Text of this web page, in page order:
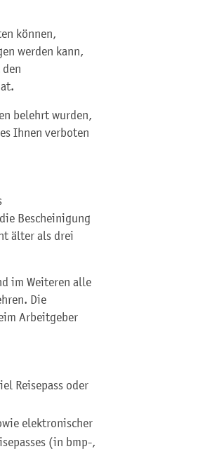
können,
werden kann,
belehrt wurden,
Ihnen verboten
Bescheinigung
älter als drei
im Weiteren alle
Die
Arbeitgeber
Reisepass oder
elektronischer
(in bmp-,